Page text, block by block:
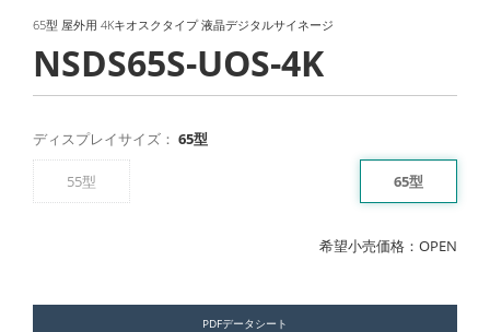
65型 屋外用 4Kキオスクタイプ 液晶デジタルサイネージ
NSDS65S-UOS-4K
ディスプレイサイズ： 65型
55型 65型
希望小売価格：OPEN
PDFデータシート